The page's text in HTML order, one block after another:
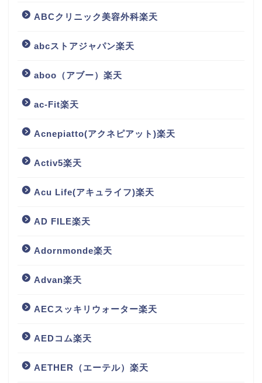
ABCクリニック美容外科楽天
abcストアジャパン楽天
aboo（アブー）楽天
ac-Fit楽天
Acnepiatto(アクネピアット)楽天
Activ5楽天
Acu Life(アキュライフ)楽天
AD FILE楽天
Adornmonde楽天
Advan楽天
AECスッキリウォーター楽天
AEDコム楽天
AETHER（エーテル）楽天